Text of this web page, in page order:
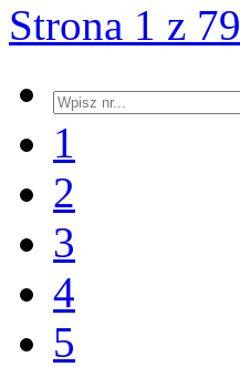
Strona 1 z 79
1
2
3
4
5